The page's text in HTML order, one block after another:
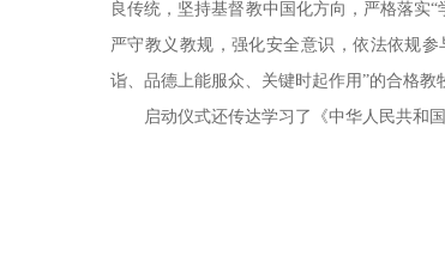
良传统，坚持基督教中国化方向，严格落实
严守教义 教规，强化安全意识，依法依规
诣、品德上能服众、关键时起作用”的合格教
启动仪式还传达学习了《中华人民共和